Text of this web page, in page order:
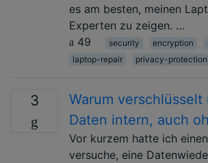
es am besten, meinen
Experten zu zeigen. …
49
security encryption
laptop-repair
privacy-protection
3
Warum verschlüsselt
Daten intern, auch
Vor kurzem hatte ich
versuche, eine